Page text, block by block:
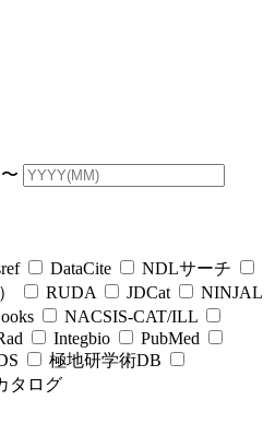
〜
DataCite
NDLサーチ
RUDA JDCat
NINJAL
NACSIS-CAT/ILL
Integbio
PubMed
極地研学術DB
タログ